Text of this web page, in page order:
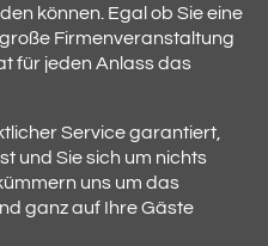
können. Egal ob Sie eine
Firmenveranstaltung
für jeden Anlass das
Service garantiert,
und Sie sich um nichts
uns um das
ganz auf Ihre Gäste